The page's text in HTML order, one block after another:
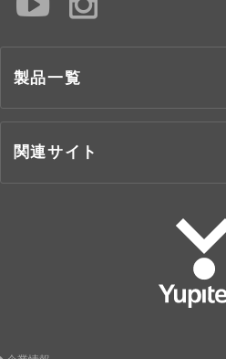
製品一覧
関連サイト